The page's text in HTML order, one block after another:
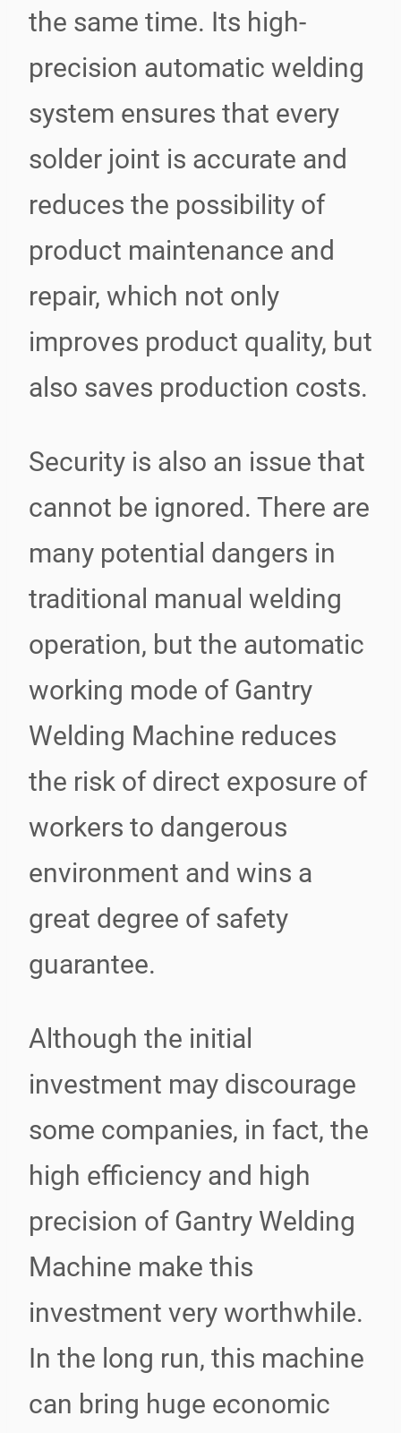
the same time. Its high-
precision automatic welding
system ensures that every
solder joint is accurate and
reduces the possibility of
product maintenance and
repair, which not only
improves product quality, but
also saves production costs.
Security is also an issue that
cannot be ignored. There are
many potential dangers in
traditional manual welding
operation, but the automatic
working mode of Gantry
Welding Machine reduces
the risk of direct exposure of
workers to dangerous
environment and wins a
great degree of safety
guarantee.
Although the initial
investment may discourage
some companies, in fact, the
high efficiency and high
precision of Gantry Welding
Machine make this
investment very worthwhile.
In the long run, this machine
can bring huge economic